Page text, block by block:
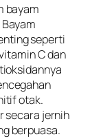
bayam
seperti
C dan
otak.
secara jernih
berpuasa.